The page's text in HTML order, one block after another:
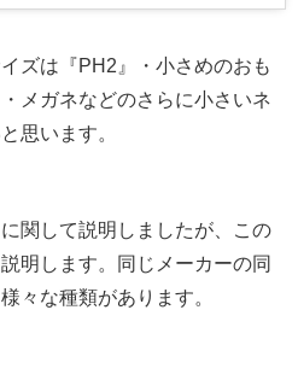
ズは『PH2』・小さめのおも
メガネなどのさらに小さいネ
思います。
関して説明しましたが、この
明します。同じメーカーの同
々な種類があります。